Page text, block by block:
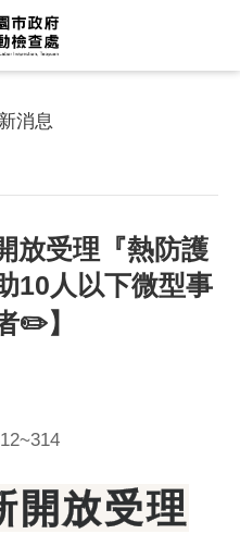
消息
放受理『熱防護
10人以下微型事
✏️】
放受理